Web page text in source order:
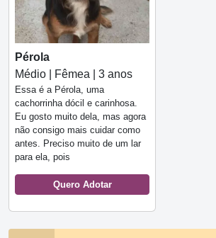
Pérola
Médio | Fêmea | 3 anos
Essa é a Pérola, uma
cachorrinha dócil e carinhosa.
Eu gosto muito dela, mas agora
não consigo mais cuidar como
antes. Preciso muito de um lar
para ela, pois
Quero Adotar